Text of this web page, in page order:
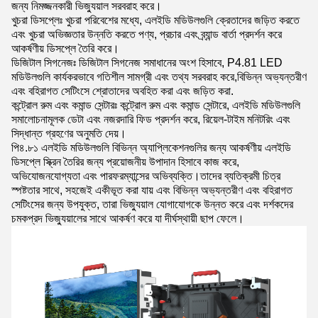
জন্য নিমজ্জনকারী ভিজ্যুয়াল সরবরাহ করে।
খুচরা ডিসপ্লেঃ খুচরা পরিবেশের মধ্যে, এলইডি মডিউলগুলি ক্রেতাদের জড়িত করতে
এবং খুচরা অভিজ্ঞতার উন্নতি করতে পণ্য, প্রচার এবং ব্র্যান্ড বার্তা প্রদর্শন করে
আকর্ষণীয় ডিসপ্লে তৈরি করে।
ডিজিটাল সিগনেজঃ ডিজিটাল সিগনেজ সমাধানের অংশ হিসাবে, P4.81 LED
মডিউলগুলি কার্যকরভাবে গতিশীল সামগ্রী এবং তথ্য সরবরাহ করে,বিভিন্ন অভ্যন্তরীণ
এবং বহিরাগত সেটিংসে শ্রোতাদের অবহিত করা এবং জড়িত করা.
কন্ট্রোল রুম এবং কমান্ড সেন্টারঃ কন্ট্রোল রুম এবং কমান্ড সেন্টারে, এলইডি মডিউলগুলি
সমালোচনামূলক ডেটা এবং নজরদারি ফিড প্রদর্শন করে, রিয়েল-টাইম মনিটরিং এবং
সিদ্ধান্ত গ্রহণের অনুমতি দেয়।
পি৪.৮১ এলইডি মডিউলগুলি বিভিন্ন অ্যাপ্লিকেশনগুলির জন্য আকর্ষণীয় এলইডি
ডিসপ্লে স্ক্রিন তৈরির জন্য প্রয়োজনীয় উপাদান হিসাবে কাজ করে,
অভিযোজনযোগ্যতা এবং পারফরম্যান্সের অভিব্যক্তি।তাদের ব্যতিক্রমী চিত্র
স্পষ্টতার সাথে, সহজেই একীভূত করা যায় এবং বিভিন্ন অভ্যন্তরীণ এবং বহিরাগত
সেটিংসের জন্য উপযুক্ত, তারা ভিজ্যুয়াল যোগাযোগকে উন্নত করে এবং দর্শকদের
চমকপ্রদ ভিজ্যুয়ালের সাথে আকর্ষণ করে যা দীর্ঘস্থায়ী ছাপ ফেলে।